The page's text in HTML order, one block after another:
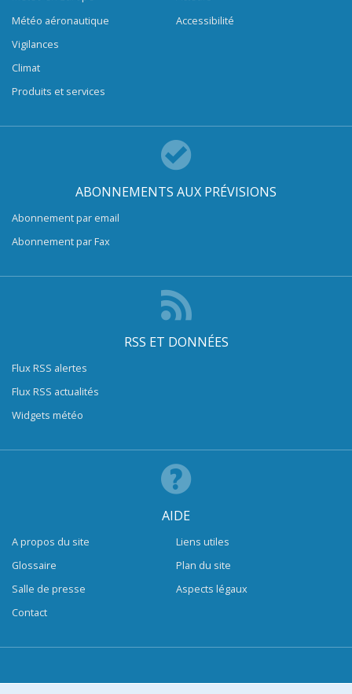
Météo aéronautique
Vigilances
Climat
Produits et services
Accessibilité
ABONNEMENTS AUX PRÉVISIONS
Abonnement par email
Abonnement par Fax
RSS ET DONNÉES
Flux RSS alertes
Flux RSS actualités
Widgets météo
AIDE
A propos du site
Glossaire
Salle de presse
Contact
Liens utiles
Plan du site
Aspects légaux